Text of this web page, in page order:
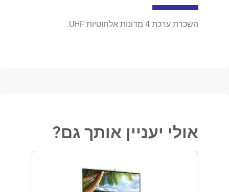
השכרת ערכת 4 מדונות אלחוטיות UHF.
אולי יעניין אותך גם?